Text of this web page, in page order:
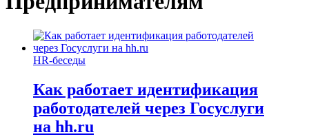
HR-беседы
Как работает идентификация
работодателей через Госуслуги
на hh.ru